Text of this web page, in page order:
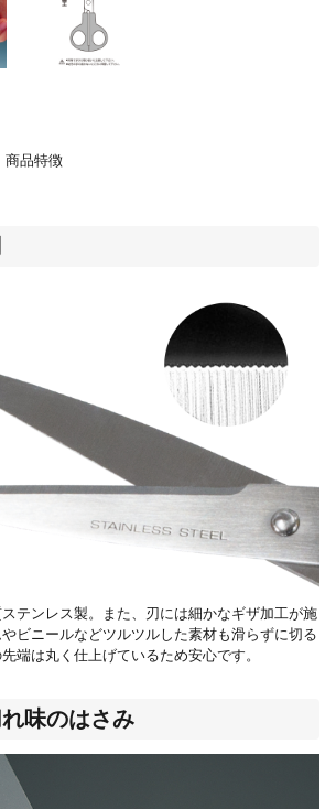
テンレス製。また、刃には細かなギザ加工が施
ビニールなどツルツルした素材も滑らずに切る
端は丸く仕上げているため安心です。
味のはさみ